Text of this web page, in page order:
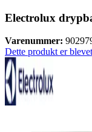
Electrolux
Varenummer:
Dette produkt er